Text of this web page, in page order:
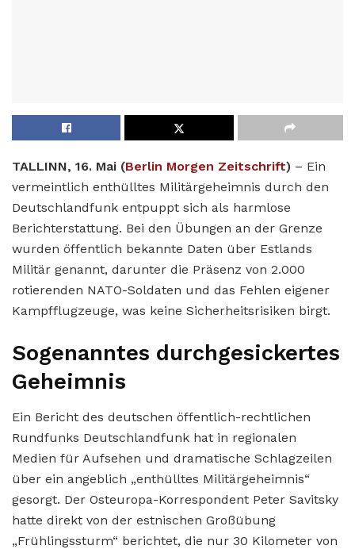
TALLINN, 16. Mai (Berlin Morgen Zeitschrift) – Ein
vermeintlich enthülltes Militärgeheimnis durch den
Deutschlandfunk entpuppt sich als harmlose
Berichterstattung. Bei den Übungen an der Grenze
wurden öffentlich bekannte Daten über Estlands
Militär genannt, darunter die Präsenz von 2.000
rotierenden NATO-Soldaten und das Fehlen eigener
Kampfflugzeuge, was keine Sicherheitsrisiken birgt.
Sogenanntes durchgesickertes
Geheimnis
Ein Bericht des deutschen öffentlich-rechtlichen
Rundfunks Deutschlandfunk hat in regionalen
Medien für Aufsehen und dramatische Schlagzeilen
über ein angeblich „enthülltes Militärgeheimnis“
gesorgt. Der Osteuropa-Korrespondent Peter Savitsky
hatte direkt von der estnischen Großübung
„Frühlingssturm“ berichtet, die nur 30 Kilometer von